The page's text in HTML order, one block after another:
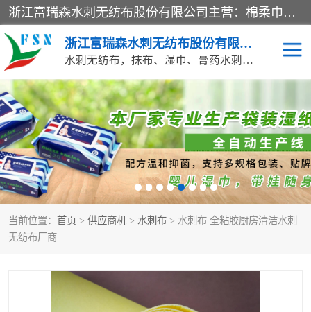
浙江富瑞森水刺无纺布股份有限公司主营：棉柔巾水刺无纺布、水刺布、水刺无纺布、膏药水刺无纺布、清洁抹布、湿巾、针刺无纺布、珍珠纹水刺无纺布、无纺布清洁抹布等产品。浙江富瑞森水刺无纺布股份有限公司积倡导由工程师全面负责生产工艺、产品质量检测的管理模式，通过ISO9001质量体系认证。
浙江富瑞森水刺无纺布股份有限公司
水刺无纺布，抹布、湿巾、膏药水刺无纺布、棉柔巾水刺无纺布、水刺布
当前位置： 首页 > 供应商机 > 水刺布 > 水刺布 全粘胶厨房清洁水刺
无纺布厂商
水刺布 巴布贴水刺布
PVC革基布 无纺布清洁抹布
防护口罩帽子床单 抗菌等功能性产品
多种清洁尘掸 珍珠纹水刺无纺布
膏药水刺无纺布